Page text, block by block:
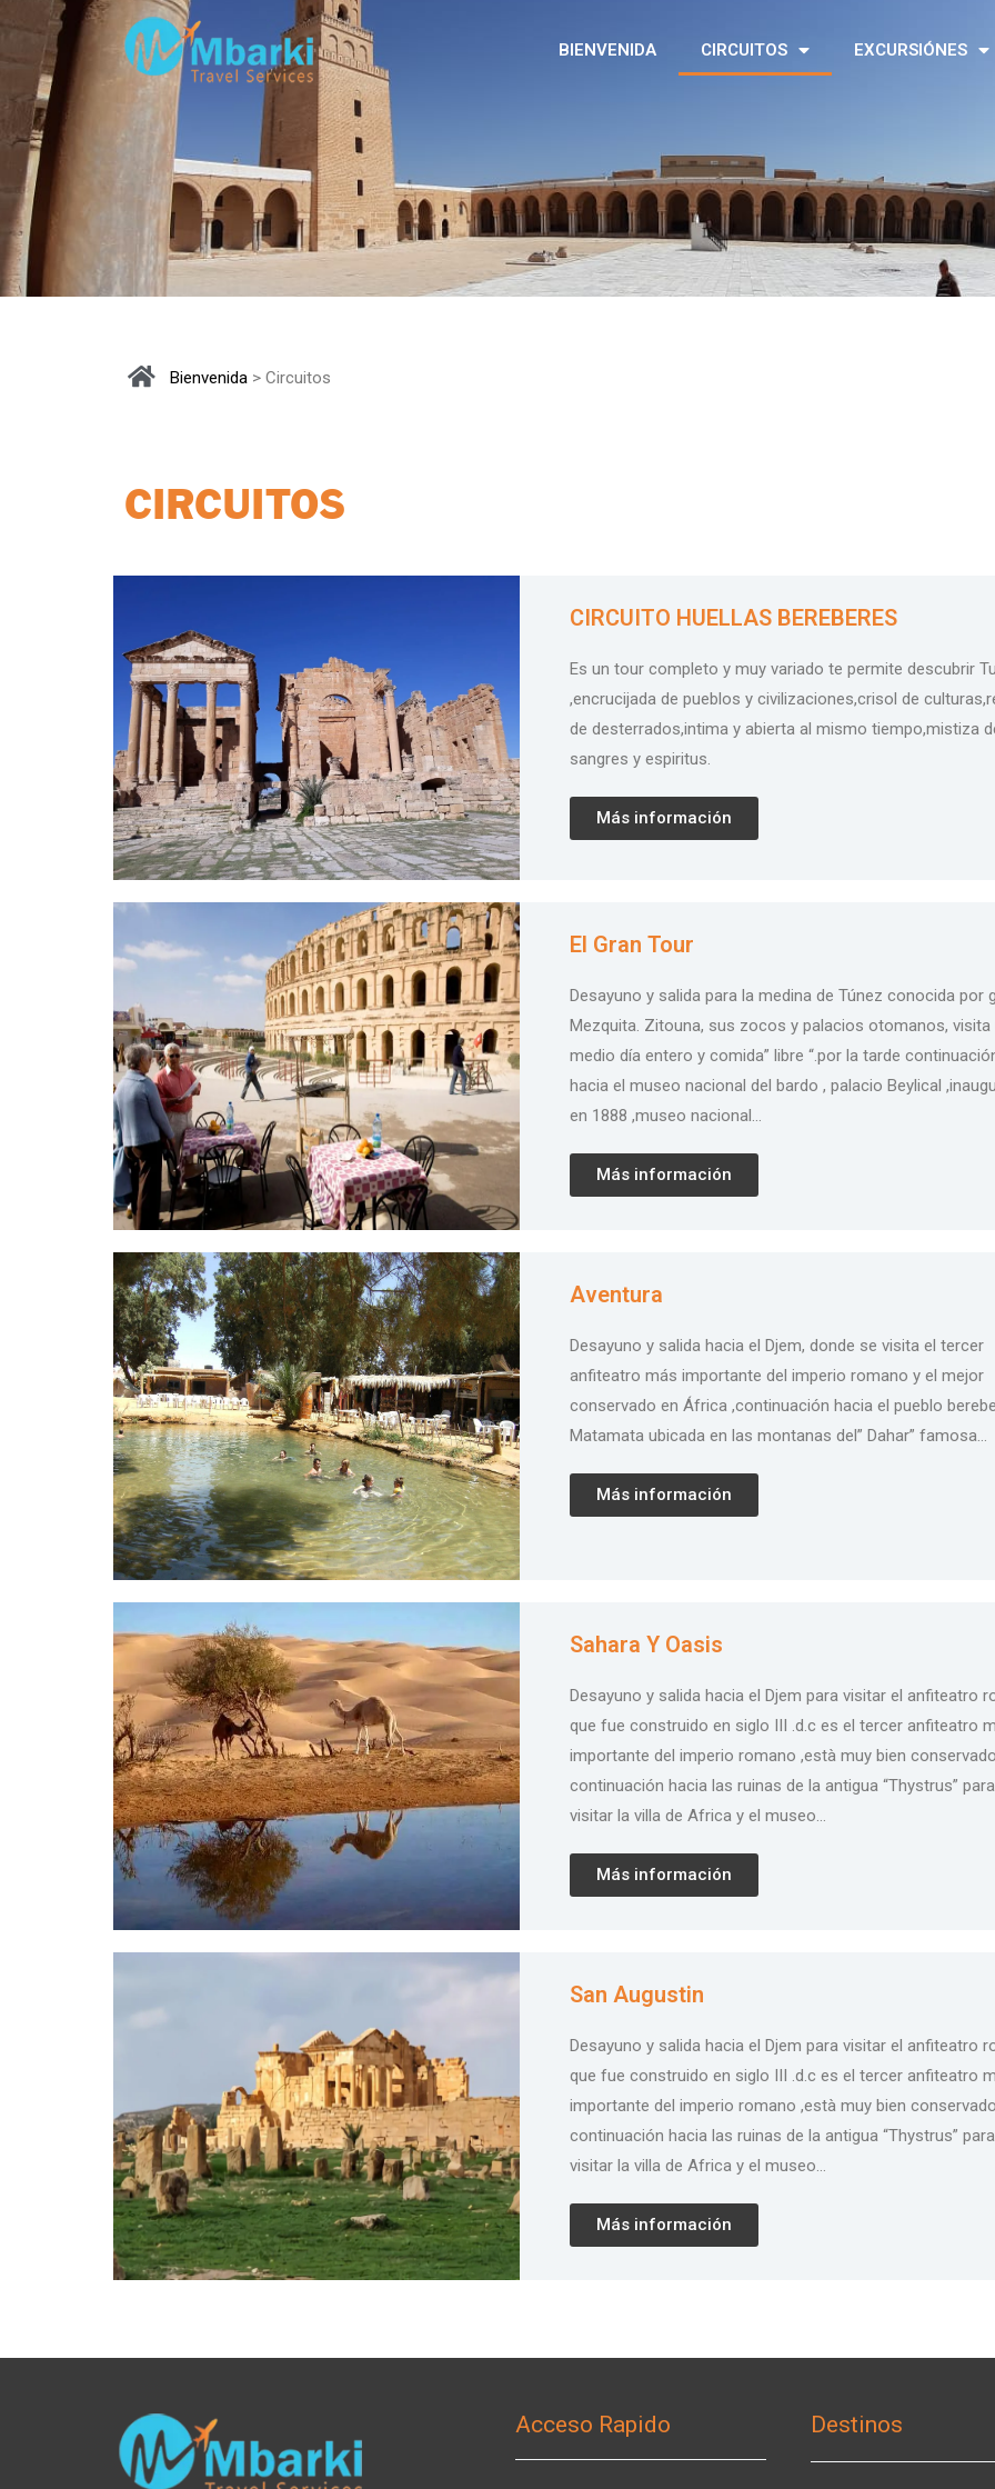
BIENVENIDA CIRCUITOS EXCURSIÓNES
Bienvenida> Circuitos
CIRCUITOS
CIRCUITO HUELLAS BEREBERES
Es un tour completo y muy variado te permite descubrir
,encrucijada de pueblos y civilizaciones,crisol de
de desterrados,intima y abierta al mismo tiempo,mistiza
sangres y espiritus.
Más información
El Gran Tour
Desayuno y salida para la medina de Túnez conocida por
Mezquita. Zitouna, sus zocos y palacios otomanos, visita
medio día entero y comida” libre “.por la tarde
hacia el museo nacional del bardo , palacio Beylical
en 1888 ,museo nacional…
Más información
Aventura
Desayuno y salida hacia el Djem, donde se visita el tercer
anfiteatro más importante del imperio romano y el mejor
conservado en África ,continuación hacia el pueblo
Matamata ubicada en las montanas del” Dahar” famosa…
Más información
Sahara Y Oasis
Desayuno y salida hacia el Djem para visitar el anfiteatro
que fue construido en siglo III .d.c es el tercer anfiteatro
importante del imperio romano ,està muy bien
continuación hacia las ruinas de la antigua “Thystrus” para
visitar la villa de Africa y el museo…
Más información
San Augustin
Desayuno y salida hacia el Djem para visitar el anfiteatro
que fue construido en siglo III .d.c es el tercer anfiteatro
importante del imperio romano ,està muy bien
continuación hacia las ruinas de la antigua “Thystrus” para
visitar la villa de Africa y el museo…
Más información
Acceso Rapido Destinos